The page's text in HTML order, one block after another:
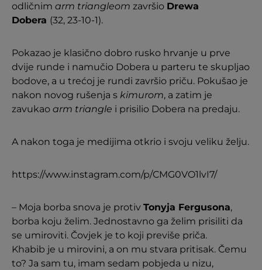
odličnim arm triangleom završio Drewa
Dobera (32, 23-10-1).
Pokazao je klasično dobro rusko hrvanje u prve
dvije runde i namučio Dobera u parteru te skupljao
bodove, a u trećoj je rundi završio priču. Pokušao je
nakon novog rušenja s kimurom, a zatim je
zavukao arm triangle i prisilio Dobera na predaju.
A nakon toga je medijima otkrio i svoju veliku želju.
https://www.instagram.com/p/CMG0VO1lvI7/
– Moja borba snova je protiv Tonyja Fergusona,
borba koju želim. Jednostavno ga želim prisiliti da
se umiroviti. Čovjek je to koji previše priča.
Khabib je u mirovini, a on mu stvara pritisak. Čemu
to? Ja sam tu, imam sedam pobjeda u nizu,